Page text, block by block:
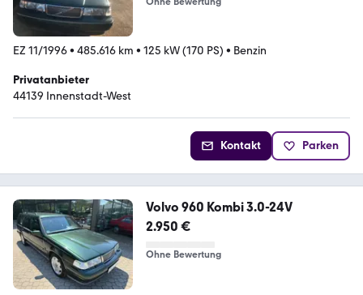
EZ 11/1996• 485.616 km • 125 kW (170 PS) • Benzin
Privatanbieter
44139 Innenstadt-West
Kontakt Parken
Volvo 960 Kombi 3.0-24V
2.950 €
Ohne Bewertung